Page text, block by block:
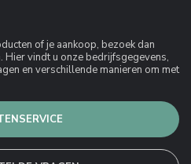
of je aankoop, bezoek dan
Hier vindt u onze bedrijfsgegevens,
en verschillende manieren om met